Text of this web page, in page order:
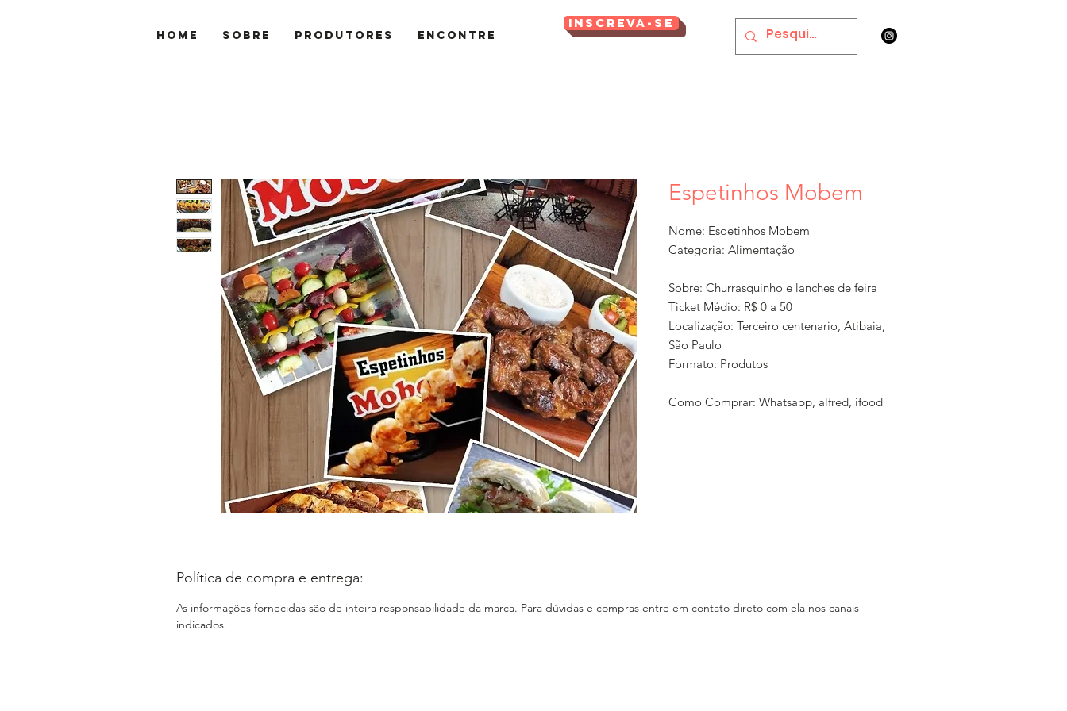
Home Sobre Produtores Encontre
Inscreva-se
Espetinhos Mobem
Nome: Esoetinhos Mobem
Categoria: Alimentação
Sobre: Churrasquinho e lanches de feira
Ticket Médio: R$ 0 a 50
Localização: Terceiro centenario, Atibaia,
São Paulo
Formato: Produtos
Como Comprar: Whatsapp, alfred, ifood
Política de compra e entrega:
As informações fornecidas são de inteira responsabilidade da marca. Para dúvidas e compras entre em contato direto com ela nos canais
indicados.